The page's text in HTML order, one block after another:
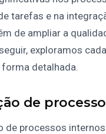
tarefas e na
de ampliar a
exploramos
detalhada.
de
de processos